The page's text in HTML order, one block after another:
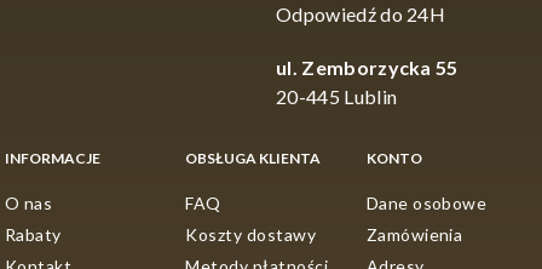
Odpowiedź do 24H
ul. Zemborzycka 55
20-445 Lublin
INFORMACJE
O nas
Rabaty
OBSŁUGA KLIENTA
FAQ
Koszty dostawy
KONTO
Dane osobowe
Zamówienia